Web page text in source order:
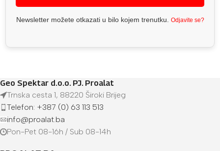
Newsletter možete otkazati u bilo kojem trenutku. Odjavite se?
Geo Spektar d.o.o. PJ. Proalat
Trnska cesta 1, 88220 Široki Brijeg
Telefon: +387 (0) 63 113 513
info@proalat.ba
Pon-Pet 08-16h / Sub 08-14h